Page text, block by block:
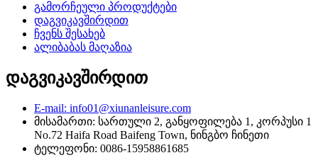
გამორჩეული პროდუქტები
დაგვიკავშირდით
ჩვენს შესახებ
ალიბაბას მაღაზია
დაგვიკავშირდით
E-mail: info01@xiunanleisure.com
მისამართი: სართული 2, განყოფილება 1, კორპუსი 1
No.72 Haifa Road Baifeng Town, ნინგბო ჩინეთი
ტელეფონი: 0086-15958861685